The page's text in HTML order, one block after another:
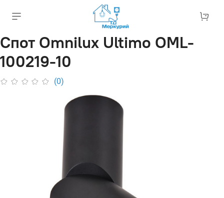
Спот Omnilux Ultimo OML-
100219-10
(0)